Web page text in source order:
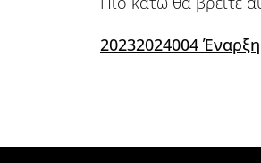
20232024004